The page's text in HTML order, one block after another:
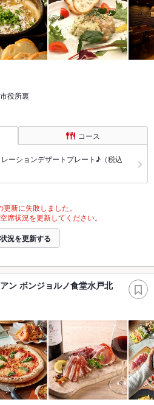
役所裏
コース
ーションデザートプレート♪（税込
新に失敗しました。
席状況を更新してください。
況を更新する
ン ボンジョルノ食堂水戸北